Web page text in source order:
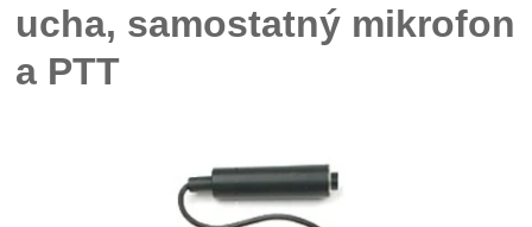
ucha, samostatný mikrofon
a PTT